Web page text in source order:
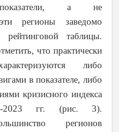
показатели, а не
регионы заведомо
рейтинговой таблицы.
что практически
либо
в показателе, либо
кризисного индекса
2023 гг. (рис. 3).
регионов